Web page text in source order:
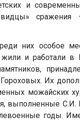
и
сражения
них особое
жили и работали
Их
можайских
выполненные
годы.